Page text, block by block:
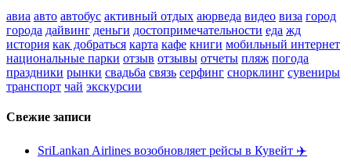
авиа авто автобус активный отдых аюрведа видео виза город
города дайвинг деньги достопримечательности еда жд
история как добраться карта кафе книги мобильный интернет
национальные парки отзыв отзывы отчеты пляж погода
праздники рынки свадьба связь серфинг снорклинг сувениры
транспорт чай экскурсии
Свежие записи
SriLankan Airlines возобновляет рейсы в Кувейт ✈️